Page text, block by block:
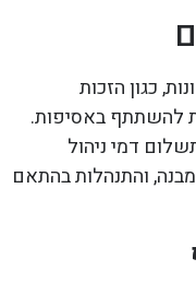
כגון הזכות
להשתתף באסיפות.
דמי ניהול
והתנהלות בהתאם